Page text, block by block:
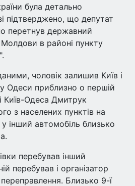
була детально
підтверджено, що депутат
перетнув державний
в районі пункту
чоловік залишив Київ і
Одеси приблизно о першій
Київ-Одеса Дмитрук
з населених пунктів на
інший автомобіль близько
перебував інший
перебував і організатор
Близько 9-ї